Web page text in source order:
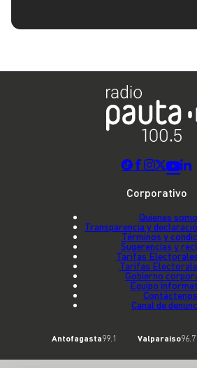
Corporativo
Quienes
Transparencia y
Términos y
Sugerencias y
Tarifas
Tarifas
Gobierno
Equipo
Contáctenos
Canal de
Antofagasta99.1 Valparaíso96.7